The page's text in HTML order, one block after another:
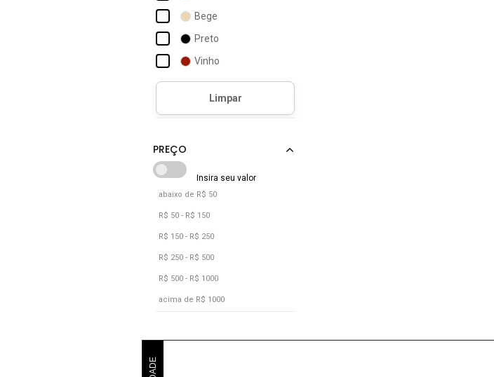
Bege
Preto
Vinho
abaixo de R$ 50
R$ 50 - R$ 150
R$ 150 - R$ 250
R$ 250 - R$ 500
R$ 500 - R$ 1000
acima de R$ 1000